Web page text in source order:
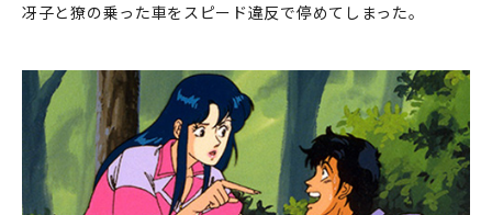
冴子と獠の乗った車をスピード違反で停めてしまった。